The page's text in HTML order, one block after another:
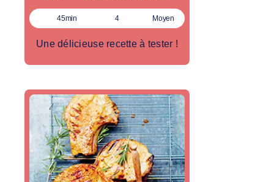
45min 4 Moyen
Une délicieuse recette à tester !